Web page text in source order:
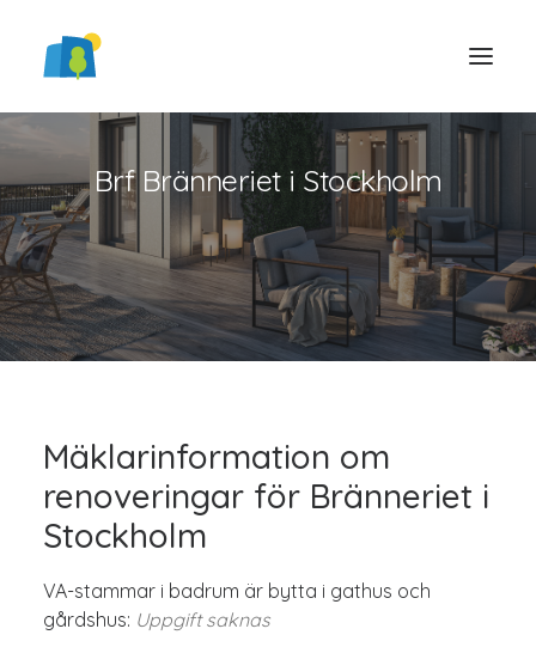
Brf Bränneriet i Stockholm
Mäklarinformation om
renoveringar för Bränneriet i
Stockholm
VA-stammar i badrum är bytta i gathus och
gårdshus: Uppgift saknas